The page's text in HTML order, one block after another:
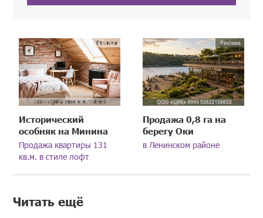
Исторический
особняк на Минина
Продажа квартиры 131
кв.м. в стиле лофт
Продажа 0,8 га на
берегу Оки
в Ленинском районе
Читать ещё